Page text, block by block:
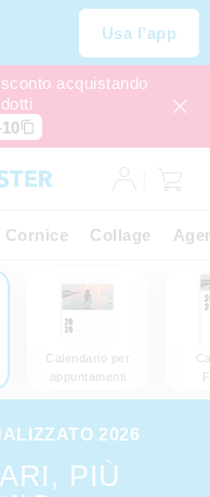
Usa l’app
acquistando
Cornice Collage
Calendario per
appuntamenti
2026
PIÙ